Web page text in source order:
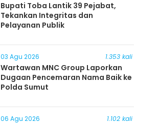
Bupati Toba Lantik 39 Pejabat,
Tekankan Integritas dan
Pelayanan Publik
03 Agu 2026 1.353 kali
Wartawan MNC Group Laporkan
Dugaan Pencemaran Nama Baik ke
Polda Sumut
06 Agu 2026 1.102 kali